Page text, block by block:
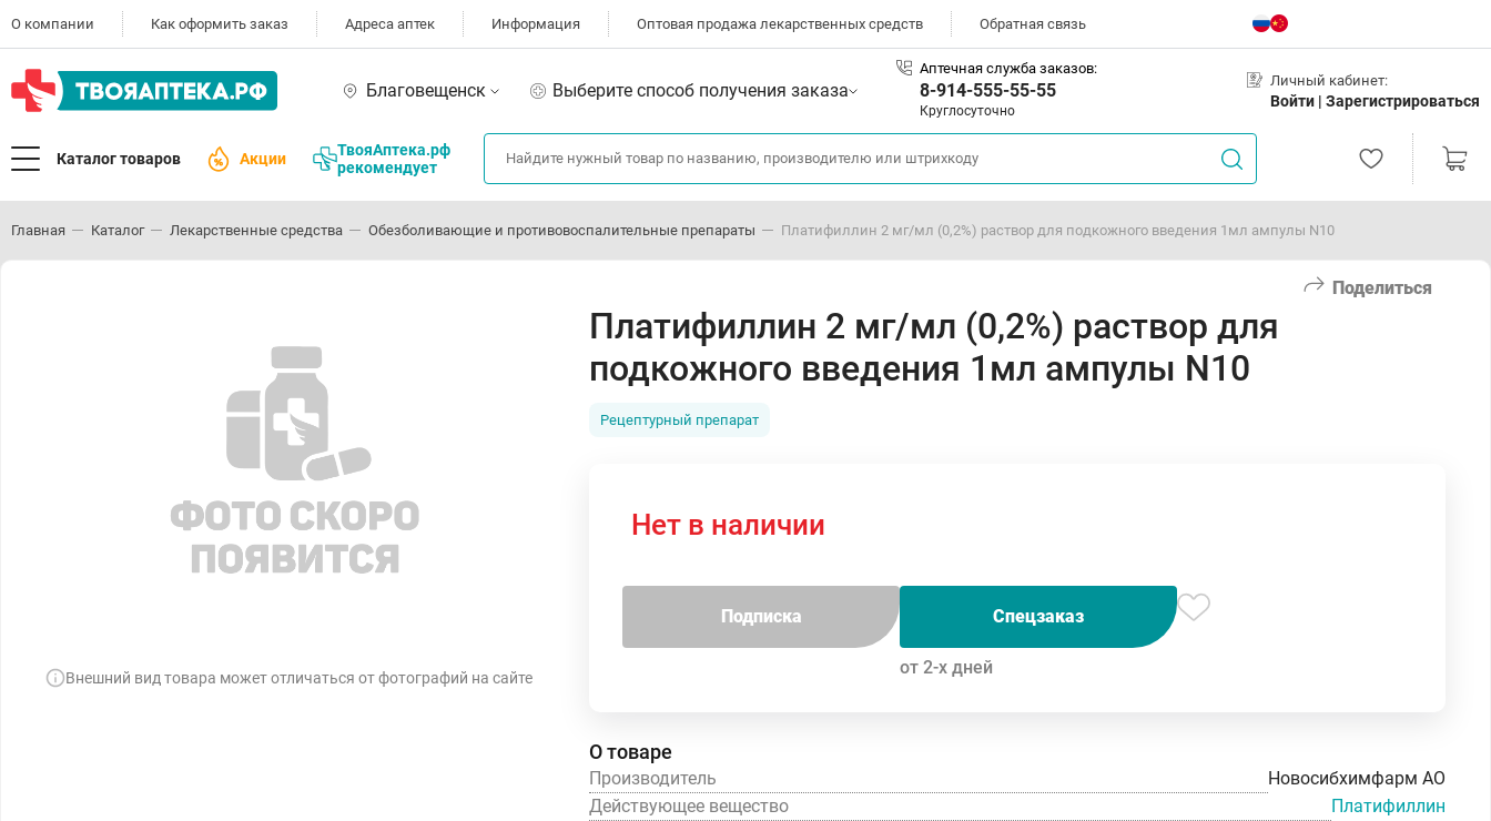
О компании Как оформить заказ Адреса аптек Информация Оптовая продажа лекарственных средств Обратная связь
Благовещенск Выберите способ получения заказа
Аптечная служба заказов:
8-914-555-55-55
Круглосуточно
Личный кабинет:
Войти | Зарегистрироваться
Каталог товаров Акции
ТвояАптека.рф
рекомендует
Главная Каталог Лекарственные средства Обезболивающие и противовоспалительные препараты Платифиллин 2 мг/мл (0,2%) раствор для подкожного введения 1мл ампулы N10
Поделиться
Внешний вид товара может отличаться от фотографий на сайте
Платифиллин 2 мг/мл (0,2%) раствор для
подкожного введения 1мл ампулы N10
Рецептурный препарат
Нет в наличии
Подписка Спецзаказ
от 2-х дней
О товаре
Производитель
Новосибхимфарм АО
Действующее вещество
Платифиллин